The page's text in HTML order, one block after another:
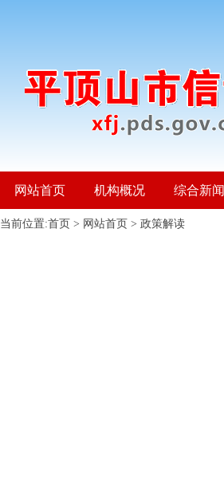
网站首页 机构概况 综合新闻
当前位置:首页 > 网站首页 > 政策解读